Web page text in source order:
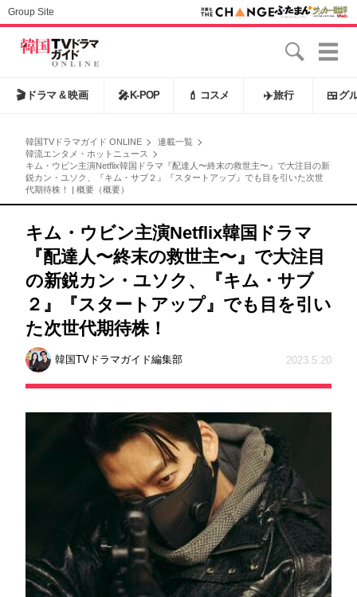
Group Site
🎬 ドラマ & 映画 🎤 K-POP 💄 コスメ ✈️旅行 🍱 グ
韓国TVドラマガイド ONLINE
連載一覧
韓流エンタメ・ホットニュース
キム・ウビン主演Netflix韓国ドラマ『配達人〜終末の救世主〜』で大注目の新
鋭カン・ユソク、『キム・サブ２』『スタートアップ』でも目を引いた次世
代期待株！ | 概要（概要）
キム・ウビン主演Netflix韓国ドラマ
『配達人〜終末の救世主〜』で大注目
の新鋭カン・ユソク、『キム・サブ
２』『スタートアップ』でも目を引い
た次世代期待株！
韓国TVドラマガイド編集部 2023.5.20